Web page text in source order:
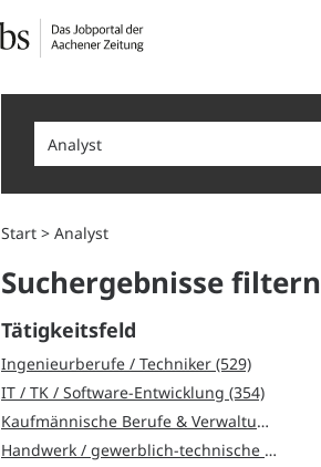
Start Analyst
Suchergebnisse filtern
Tätigkeitsfeld
Ingenieurberufe / Techniker (529)
IT / TK / Software-Entwicklung (354)
Kaufmännische Berufe & Verwaltung (336)
Handwerk / gewerblich-technische Berufe (316)